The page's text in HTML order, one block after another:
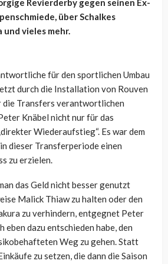
Revierderby gegen seinen Ex-
über Schalkes
und vieles mehr.
für den sportlichen Umbau
durch die Installation von Rouven
die Transfers verantwortlichen
Knäbel nicht nur für das
Wiederaufstieg“. Es war dem
dieser Transferperiode einen
zu erzielen.
das Geld nicht besser genutzt
Malick Thiaw zu halten oder den
zu verhindern, entgegnet Peter
eben dazu entschieden habe, den
Weg zu gehen. Statt
zu setzen, die dann die Saison